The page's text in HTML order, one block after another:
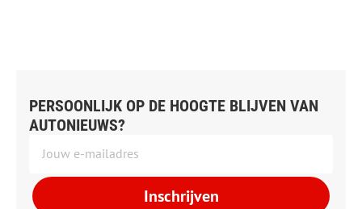
PERSOONLIJK OP DE HOOGTE BLIJVEN VAN
AUTONIEUWS?
Inschrijven